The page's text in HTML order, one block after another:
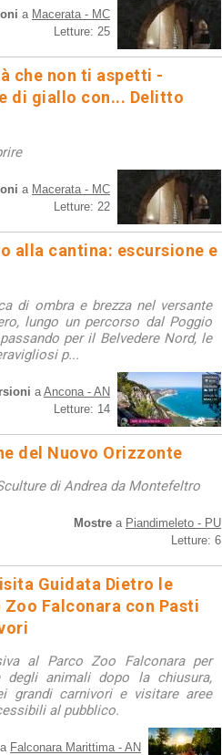
a Macerata - MC
Letture: 25
che non ti aspetti -
di giallo con... Delitto
a Macerata - MC
Letture: 22
alla cantina: escursione e
di ombra e brezza nel versante
lungo un percorso dal Poggio
per il Belvedere Nord, le
p...
aAncona - AN
Letture: 14
del Nuovo Orizzonte
di Andrea da Montefeltro
Mostre a Piandimeleto - PU
Letture: 6
Guidata Dietro le
Falconara con Pasti
al Parco Zoo Falconara per
degli animali dopo la chiusura,
grandi carnivori e visitare aree
al pubblico.
a Falconara Marittima - AN